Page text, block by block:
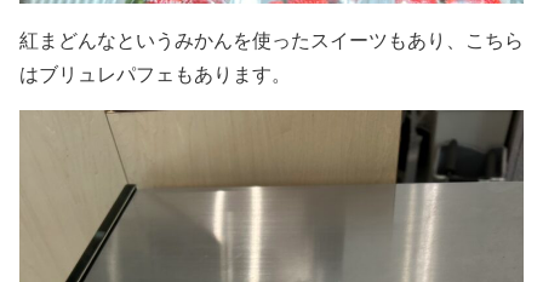
紅まどんなというみかんを使ったスイーツもあり、こちら
はブリュレパフェもあります。